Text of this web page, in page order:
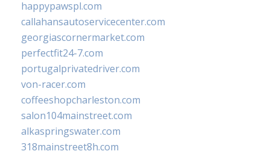
happypawspl.com
callahansautoservicecenter.com
georgiascornermarket.com
perfectfit24-7.com
portugalprivatedriver.com
von-racer.com
coffeeshopcharleston.com
salon104mainstreet.com
alkaspringswater.com
318mainstreet8h.com